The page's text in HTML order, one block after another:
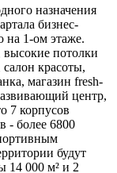
назначения
бизнес-
1-ом этаже.
потолки
красоты,
магазин fresh-
центр,
7 корпусов
- более 6800
будут
14 000 м² и 2